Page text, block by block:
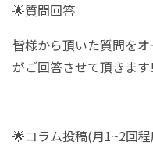
🌟質問回答
皆様から頂いた質問を
がご回答させて頂きま
🌟コラム投稿(月1~2回